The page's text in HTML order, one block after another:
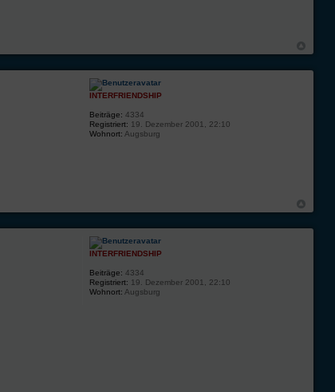
INTERFRIENDSHIP
Beiträge: 4334
Registriert: 19. Dezember 2001, 22:10
Wohnort: Augsburg
INTERFRIENDSHIP
Beiträge: 4334
Registriert: 19. Dezember 2001, 22:10
Wohnort: Augsburg